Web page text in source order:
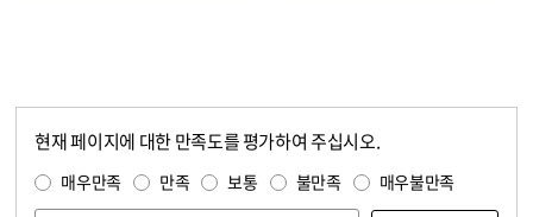
현재 페이지에 대한 만족도를 평가하여 주십시오.
매우만족 만족 보통 불만족 매우불만족